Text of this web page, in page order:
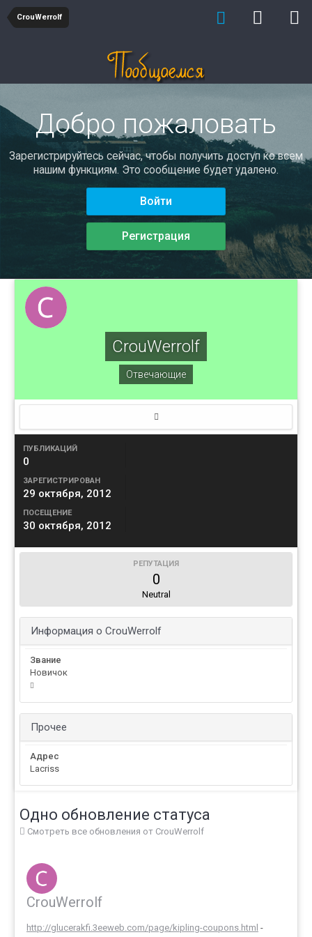
CrouWerrolf
Добро пожаловать
Зарегистрируйтесь сейчас, чтобы получить доступ ко всем
нашим функциям. Это сообщение будет удалено.
Войти
Регистрация
CrouWerrolf
Отвечающие
ПУБЛИКАЦИЙ
0
ЗАРЕГИСТРИРОВАН
29 октября, 2012
ПОСЕЩЕНИЕ
30 октября, 2012
РЕПУТАЦИЯ
0
Neutral
Информация о CrouWerrolf
Звание
Новичок
Прочее
Адрес
Lacriss
Одно обновление статуса
Смотреть все обновления от CrouWerrolf
CrouWerrolf
http://glucerakfi.3eeweb.com/page/kipling-coupons.html -